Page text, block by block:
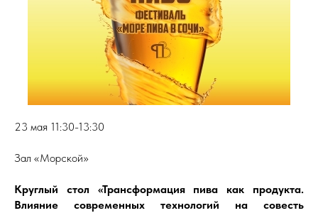
23 мая 11:30-13:30
Зал «Морской»
Круглый стол «Трансформация пива как продукта.
Влияние современных технологий на совесть